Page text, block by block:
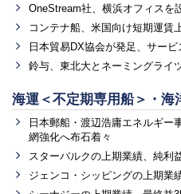
OneStream社、横浜オフィスを
コンテナ船、米国向け短期運賃
日本貿易DX協会が発足、サー
鈴与、東北大とネーミングライ
海運＜不定期専用船＞・海
日本郵船・渡辺浩庸エネルギー
網強化へ布石着々
スターバルクの上期業績、純利
ジェンコ・シッピングの上期業